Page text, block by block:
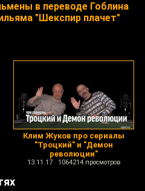
в переводе Гоблина
"Шекспир плачет"
Клим Жуков про сериалы
"Троцкий" и "Демон
революции"
13.11.17 1064214 просмотров